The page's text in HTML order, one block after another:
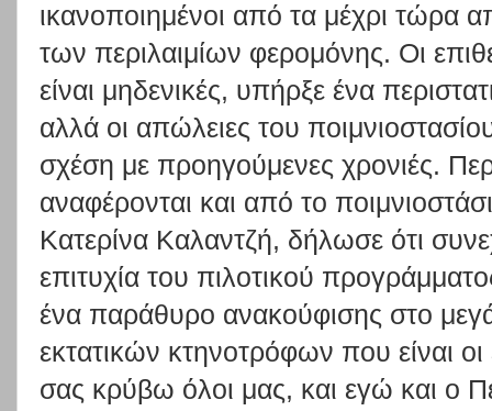
ικανοποιημένοι από τα μέχρι τώρα
των περιλαιμίων φερομόνης. Οι
είναι μηδενικές, υπήρξε ένα
αλλά οι απώλειες του
σχέση με προηγούμενες χρονιές.
αναφέρονται και από το
Κατερίνα Καλαντζή, δήλωσε ότι
επιτυχία του πιλοτικού
ένα παράθυρο ανακούφισης στο
εκτατικών κτηνοτρόφων που είναι
σας κρύβω όλοι μας, και εγώ και ο